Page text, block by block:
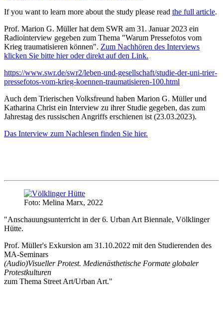
If you want to learn more about the study please read the full article.
Prof. Marion G. Müller hat dem SWR am 31. Januar 2023 ein
Radiointerview gegeben zum Thema "Warum Pressefotos vom
Krieg traumatisieren können". Zum Nachhören des Interviews
klicken Sie bitte hier oder direkt auf den Link.
https://www.swr.de/swr2/leben-und-gesellschaft/studie-der-uni-trier-
pressefotos-vom-krieg-koennen-traumatisieren-100.html
Auch dem Trierischen Volksfreund haben Marion G. Müller und
Katharina Christ ein Interview zu ihrer Studie gegeben, das zum
Jahrestag des russischen Angriffs erschienen ist (23.03.2023).
Das Interview zum Nachlesen finden Sie hier.
Foto: Melina Marx, 2022
"Anschauungsunterricht in der 6. Urban Art Biennale, Völklinger
Hütte.
Prof. Müller's Exkursion am 31.10.2022 mit den Studierenden des
MA-Seminars
(Audio)Visueller Protest. Medienästhetische Formate globaler
Protestkulturen
zum Thema Street Art/Urban Art."